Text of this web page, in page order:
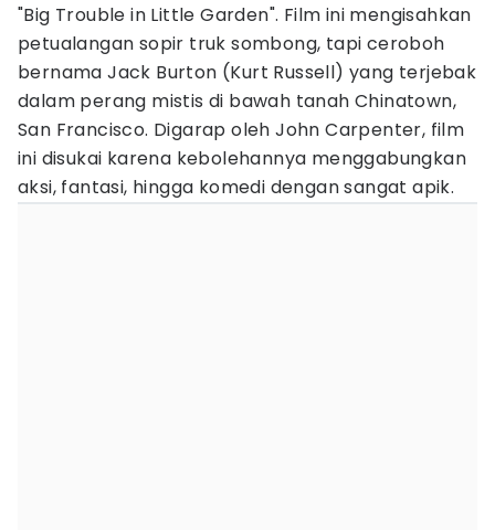
"Big Trouble in Little Garden". Film ini mengisahkan
petualangan sopir truk sombong, tapi ceroboh
bernama Jack Burton (Kurt Russell) yang terjebak
dalam perang mistis di bawah tanah Chinatown,
San Francisco. Digarap oleh John Carpenter, film
ini disukai karena kebolehannya menggabungkan
aksi, fantasi, hingga komedi dengan sangat apik.